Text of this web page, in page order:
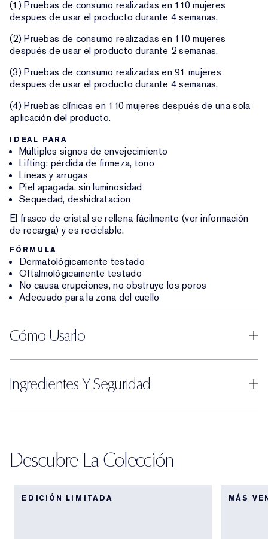
(1) Pruebas de consumo realizadas en 110 mujeres
después de usar el producto durante 4 semanas.
(2) Pruebas de consumo realizadas en 110 mujeres
después de usar el producto durante 2 semanas.
(3) Pruebas de consumo realizadas en 91 mujeres
después de usar el producto durante 4 semanas.
(4) Pruebas clínicas en 110 mujeres después de una sola
aplicación del producto.
IDEAL PARA
Múltiples signos de envejecimiento
Lifting; pérdida de firmeza, tono
Líneas y arrugas
Piel apagada, sin luminosidad
Sequedad, deshidratación
El frasco de cristal se rellena fácilmente (ver información
de recarga) y es reciclable.
FÓRMULA
Dermatológicamente testado
Oftalmológicamente testado
No causa erupciones, no obstruye los poros
Adecuado para la zona del cuello
Cómo Usarlo
Ingredientes Y Seguridad
Descubre La Colección
EDICIÓN LIMITADA MÁS